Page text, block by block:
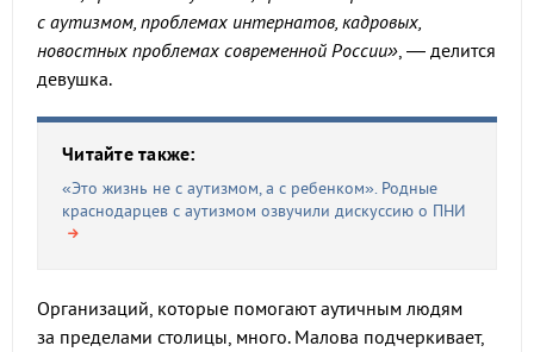
с аутизмом, проблемах интернатов, кадровых,
новостных проблемах современной России», — делится
девушка.
Читайте также:
«Это жизнь не с аутизмом, а с ребенком». Родные
краснодарцев с аутизмом озвучили дискуссию о ПНИ
Организаций, которые помогают аутичным людям
за пределами столицы, много. Малова подчеркивает,